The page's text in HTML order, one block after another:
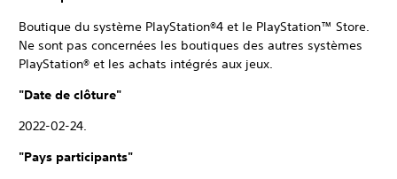
Boutique du système PlayStation®4 et le PlayStation™ Store.
Ne sont pas concernées les boutiques des autres systèmes
PlayStation® et les achats intégrés aux jeux.
"Date de clôture"
2022-02-24.
"Pays participants"